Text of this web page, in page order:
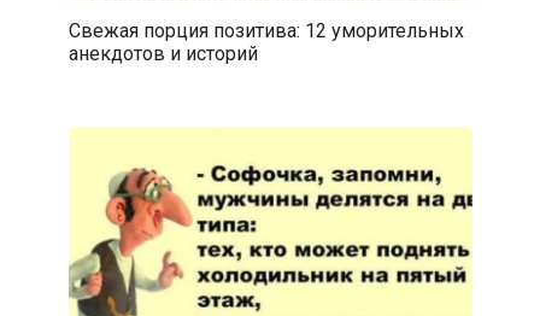
Свежая порция позитива: 12 уморительных
анекдотов и историй